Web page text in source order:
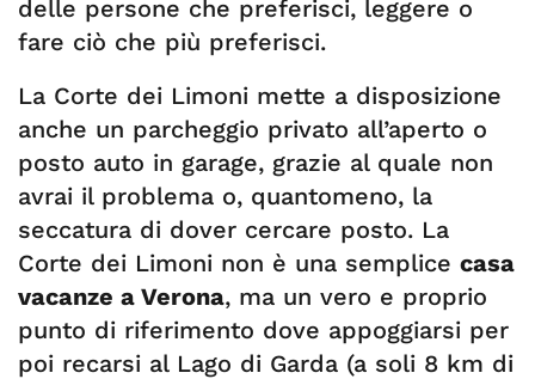
delle persone che preferisci, leggere o
fare ciò che più preferisci.
La Corte dei Limoni mette a disposizione
anche un parcheggio privato all’aperto o
posto auto in garage, grazie al quale non
avrai il problema o, quantomeno, la
seccatura di dover cercare posto. La
Corte dei Limoni non è una semplice casa
vacanze a Verona, ma un vero e proprio
punto di riferimento dove appoggiarsi per
poi recarsi al Lago di Garda (a soli 8 km di